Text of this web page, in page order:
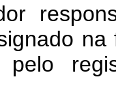
pelo